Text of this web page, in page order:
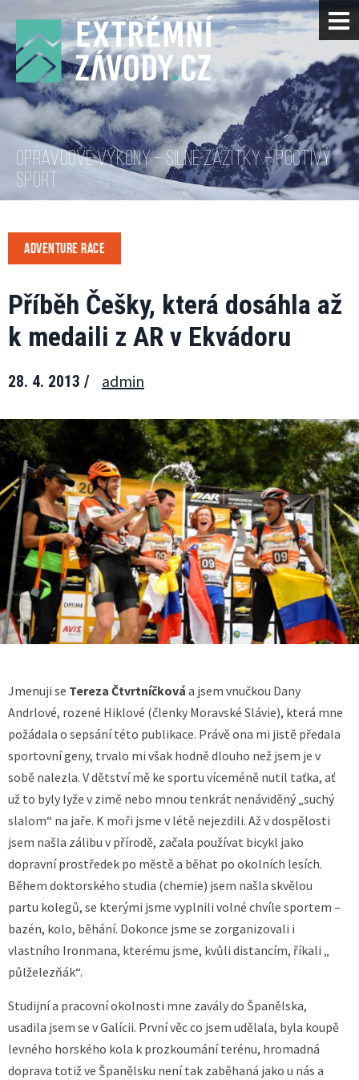
OPRAVDOVÉ VÝKONY – SILNÉ ZÁŽITKY – POCTIVÝ
SPORT
ADVENTURE RACE
Příběh Češky, která dosáhla až
k medaili z AR v Ekvádoru
28. 4. 2013 / admin
Jmenuji se Tereza Čtvrtníčková a jsem vnučkou Dany
Andrlové, rozené Hiklové (členky Moravské Slávie), která mne
požádala o sepsání této publikace. Právě ona mi jistě předala
sportovní geny, trvalo mi však hodně dlouho než jsem je v
sobě nalezla. V dětství mě ke sportu víceméně nutil taťka, ať
už to byly lyže v zimě nebo mnou tenkrát nenáviděný „suchý
slalom“ na jaře. K moři jsme v létě nejezdili. Až v dospělosti
jsem našla zálibu v přírodě, začala používat bicykl jako
dopravní prostředek po městě a běhat po okolních lesích.
Během doktorského studia (chemie) jsem našla skvělou
partu kolegů, se kterými jsme vyplnili volné chvíle sportem –
bazén, kolo, běhání. Dokonce jsme se zorganizovali i
vlastního Ironmana, kterému jsme, kvůli distancím, říkali „
půlželezňák“.
Studijní a pracovní okolnosti mne zavály do Španělska,
usadila jsem se v Galícii. První věc co jsem udělala, byla koupě
levného horského kola k prozkoumání terénu, hromadná
doprava totiž ve Španělsku není tak zaběhaná jako u nás a